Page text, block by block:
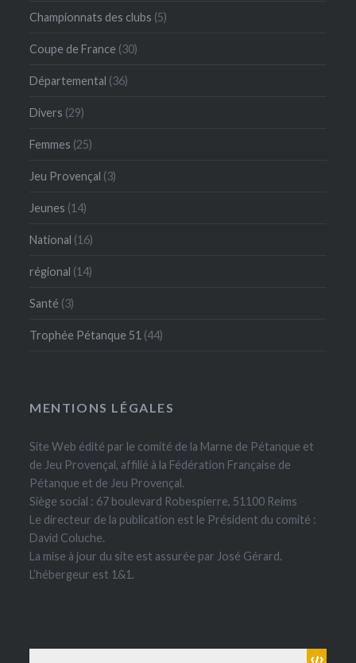
Championnats des clubs (5)
Coupe de France (30)
Départemental (36)
Divers (29)
Femmes (25)
Jeu Provençal (3)
Jeunes (14)
National (16)
régional (14)
Santé (3)
Trophée Pétanque 51 (44)
MENTIONS LÉGALES
Site Web édité par le comité de la Marne de Pétanque et
de Jeu Provençal, affilié à la Fédération Française de
Pétanque et de Jeu Provençal.
Siège social : 67 boulevard Robespierre, 51100 Reims
Le directeur de la publication est le Président du comité :
David Coluche.
La mise à jour du site est assurée par José Gérard.
L’hébergeur est 1&1.